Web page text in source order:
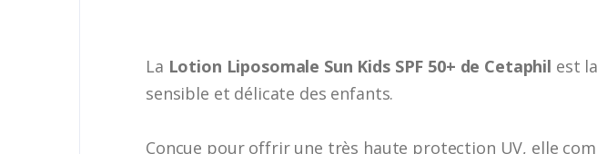
La Lotion Liposomale Sun Kids SPF 50+ de Cetaphil est
sensible et délicate des enfants.
Conçue pour offrir une très haute protection UV, elle